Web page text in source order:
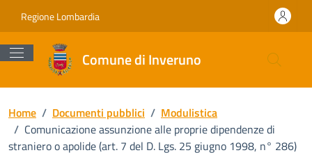
Regione Lombardia
Comune di Inveruno
Home / Documenti pubblici / Modulistica
/ Comunicazione assunzione alle proprie dipendenze di
straniero o apolide (art. 7 del D. Lgs. 25 giugno 1998, n° 286)